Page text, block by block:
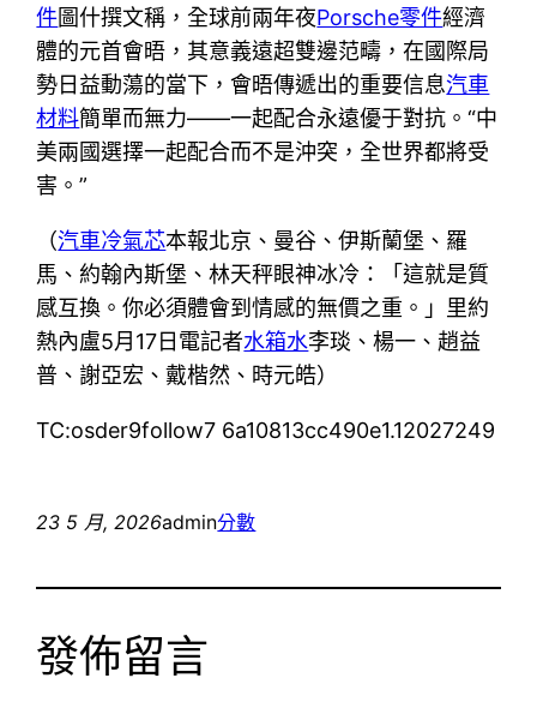
件圖什撰文稱，全球前兩年夜Porsche零件經濟
體的元首會晤，其意義遠超雙邊范疇，在國際局
勢日益動蕩的當下，會晤傳遞出的重要信息汽車
材料簡單而無力——一起配合永遠優于對抗。“中
美兩國選擇一起配合而不是沖突，全世界都將受
害。”
（汽車冷氣芯本報北京、曼谷、伊斯蘭堡、羅
馬、約翰內斯堡、林天秤眼神冰冷：「這就是質
感互換。你必須體會到情感的無價之重。」里約
熱內盧5月17日電記者水箱水李琰、楊一、趙益
普、謝亞宏、戴楷然、時元皓）
TC:osder9follow7 6a10813cc490e1.12027249
23 5 月, 2026admin分數
發佈留言